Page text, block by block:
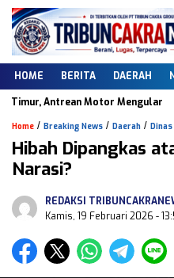
HOME BERITA DAERAH
Motor Mengular
Home / Breaking News / Daerah / Dinas
Hibah Dipangkas
Narasi?
REDAKSI
Kamis, 19 Februari 2026 -